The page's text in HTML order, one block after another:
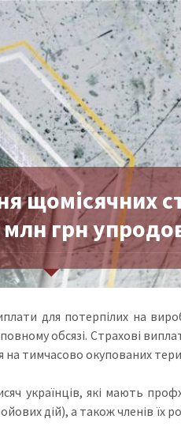
щомісячних
грн
для потерпілих на
обсязі. Страхові
на тимчасово окупованих
українців, які мають
дій), а також членів їх